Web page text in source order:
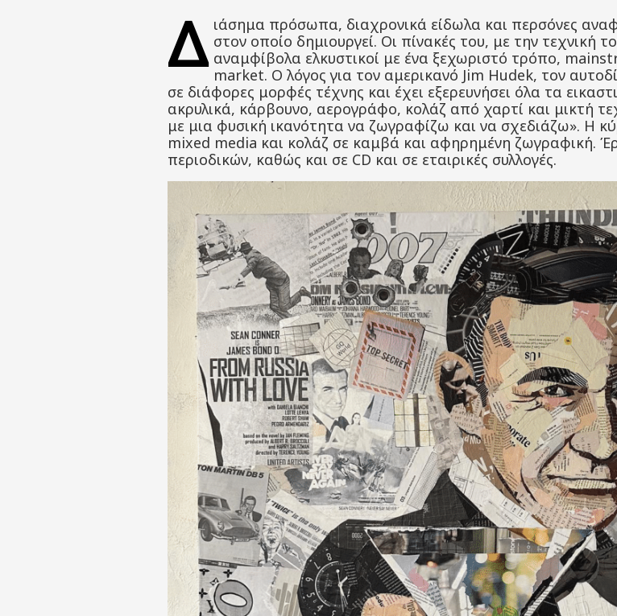
Δ ιάσημα πρόσωπα, διαχρονικά είδωλα και περσόνες
στον οποίο δημιουργεί. Οι πίνακές του, με την τεχνική
αναμφίβολα ελκυστικοί με ένα ξεχωριστό τρόπο,
market. Ο λόγος για τον αμερικανό Jim Hudek, τον
σε διάφορες μορφές τέχνης και έχει εξερευνήσει όλα τα
ακρυλικά, κάρβουνο, αερογράφο, κολάζ από χαρτί και μικτή
με μια φυσική ικανότητα να ζωγραφίζω και να σχεδιάζω». Η
mixed media και κολάζ σε καμβά και αφηρημένη ζωγραφική.
περιοδικών, καθώς και σε CD και σε εταιρικές συλλογές.